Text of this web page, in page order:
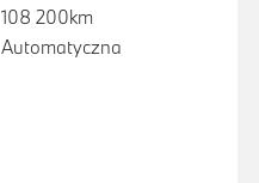
108 200km
Automatyczna